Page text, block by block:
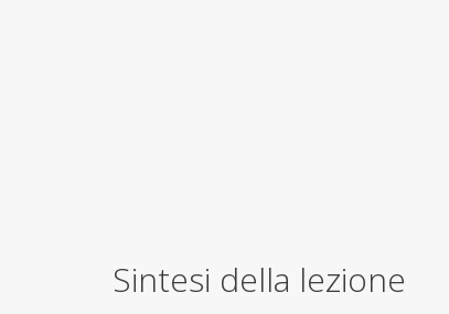
Sintesi della lezione